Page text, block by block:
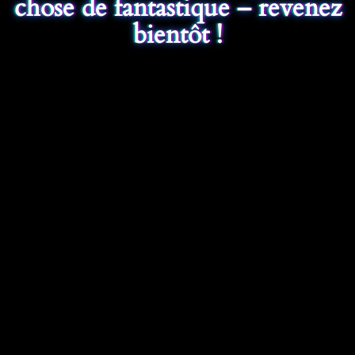
chose de fantastique – revenez
bientôt !